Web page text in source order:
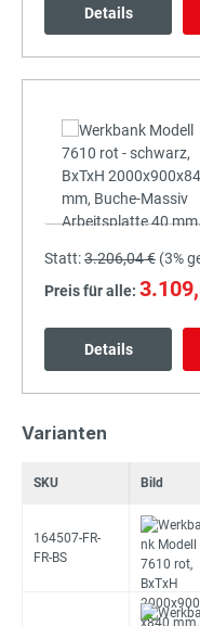
Details
Statt:3.206,04 € (3%
Preis für alle:
Details
Varianten
SKU Bild
164507-FR-
FR-BS